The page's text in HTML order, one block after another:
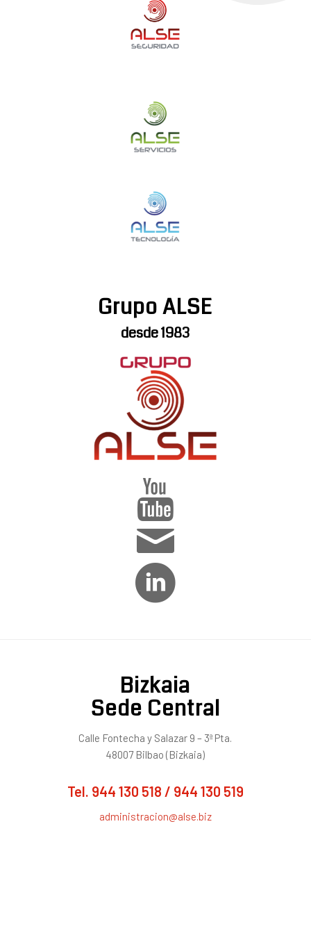
Grupo ALSE
desde 1983
Bizkaia
Sede Central
Calle Fontecha y Salazar 9 – 3ª Pta.
48007 Bilbao (Bizkaia)
Tel. 944 130 518 / 944 130 519
administracion@alse.biz